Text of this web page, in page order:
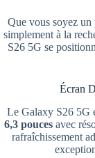
Que vous soyez
simplement à la
S26 5G se
Écran
Le Galaxy S26 5G
6,3 poucesavec
rafraîchissement